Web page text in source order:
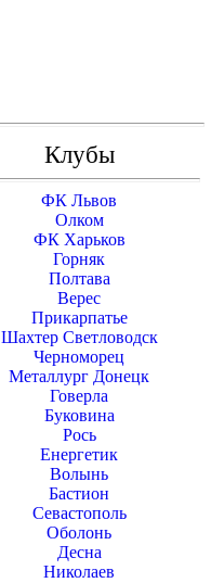
Клубы
ФК Львов
Олком
ФК Харьков
Горняк
Полтава
Верес
Прикарпатье
Шахтер Светловодск
Черноморец
Металлург Донецк
Говерла
Буковина
Рось
Енергетик
Волынь
Бастион
Севастополь
Оболонь
Десна
Николаев